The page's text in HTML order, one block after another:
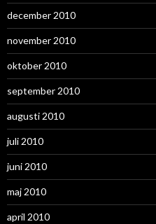
december 2010
november 2010
oktober 2010
september 2010
augusti 2010
juli 2010
juni 2010
maj 2010
april 2010